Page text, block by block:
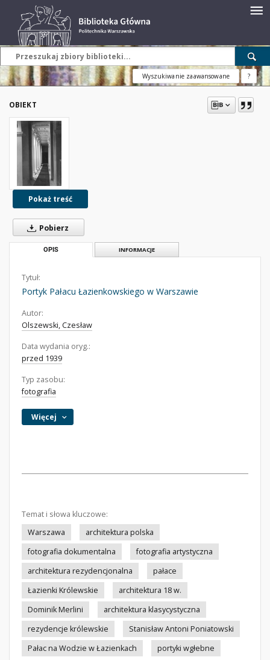
Wyszukiwanie zaawansowane ?
OBIEKT
Pokaż treść
Pobierz
OPIS INFORMACJE
Tytuł:
Portyk Pałacu Łazienkowskiego w Warszawie
Autor:
Olszewski, Czesław
Data wydania oryg.:
przed 1939
Typ zasobu:
fotografia
Więcej
Temat i słowa kluczowe:
Warszawa
architektura polska
fotografia dokumentalna
fotografia artystyczna
architektura rezydencjonalna
pałace
Łazienki Królewskie
architektura 18 w.
Dominik Merlini
architektura klasycystyczna
rezydencje królewskie
Stanisław Antoni Poniatowski
Pałac na Wodzie w Łazienkach
portyki wgłebne